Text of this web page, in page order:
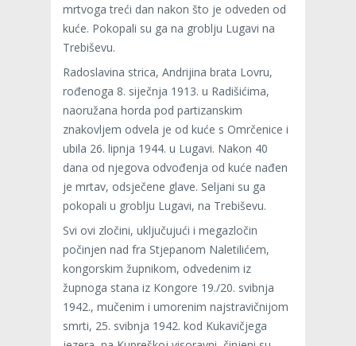
mrtvoga treći dan nakon što je odveden od
kuće. Pokopali su ga na groblju Lugavi na
Trebiševu.
Radoslavina strica, Andrijina brata Lovru,
rođenoga 8. siječnja 1913. u Radišićima,
naoružana horda pod partizanskim
znakovljem odvela je od kuće s Omrčenice i
ubila 26. lipnja 1944. u Lugavi. Nakon 40
dana od njegova odvođenja od kuće nađen
je mrtav, odsječene glave. Seljani su ga
pokopali u groblju Lugavi, na Trebiševu.
Svi ovi zločini, uključujući i megazločin
počinjen nad fra Stjepanom Naletilićem,
kongorskim župnikom, odvedenim iz
župnoga stana iz Kongore 19./20. svibnja
1942., mučenim i umorenim najstravičnijom
smrti, 25. svibnja 1942. kod Kukavičjega